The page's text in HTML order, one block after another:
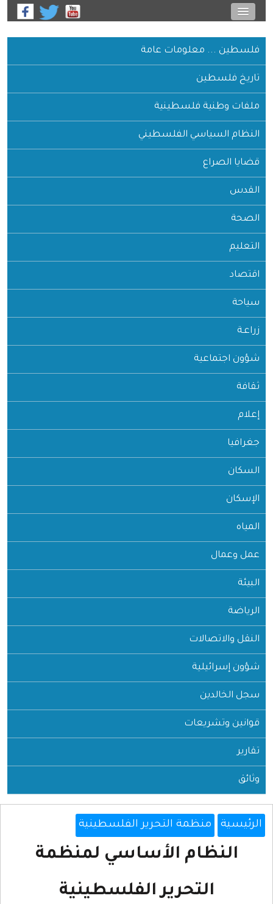
فلسطين ... معلومات عامة
تاريخ فلسطين
ملفات وطنية فلسطينية
النظام السياسي الفلسطيني
قضايا الصراع
القدس
الصحة
التعليم
اقتصاد
سياحة
زراعـة
شؤون اجتماعية
ثقافة
إعلام
جغرافيا
السكان
الإسكان
المياه
عمل وعمال
البيئة
الرياضة
النقل والاتصالات
شؤون إسرائيلية
سجل الخالدين
قوانين وتشريعات
تقارير
وثائق
الرئيسية منظمة التحرير الفلسطينية
النظام الأساسي لمنظمة
التحرير الفلسطينية